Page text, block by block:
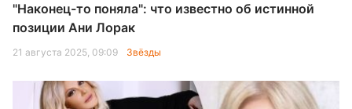
"Наконец-то поняла": что известно об истинной
позиции Ани Лорак
21 августа 2025, 09:09 Звёзды